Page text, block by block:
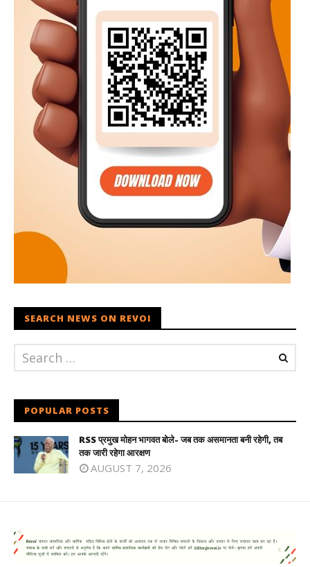
SEARCH NEWS ON REVOI
POPULAR POSTS
RSS प्रमुख मोहन भागवत बोले- जब तक असमानता बनी रहेगी, तब
तक जारी रहेगा आरक्षण
AUGUST 7, 2026